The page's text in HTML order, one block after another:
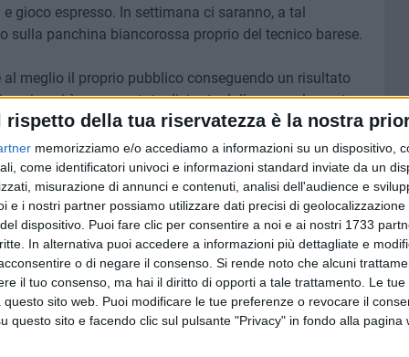
rispetto della tua riservatezza è la nostra
memorizziamo e/o accediamo a informazioni su un dispositivo,
come identificatori univoci e informazioni standard inviate da un
misurazione di annunci e contenuti, analisi dell'audience e
e i nostri partner possiamo utilizzare dati precisi di
dispositivo. Puoi fare clic per consentire a noi e ai nostri 1733
In alternativa puoi accedere a informazioni più dettagliate e
o di negare il consenso. Si rende noto che alcuni
il tuo consenso, ma hai il diritto di opporti a tale trattamento. Le
sito web. Puoi modificare le tue preferenze o revocare il
questo sito e facendo clic sul pulsante "Privacy" in fondo alla pagina
gioco espresso. In settimana ci saranno, a tal
sulla panchina biancorossa proprio del tecnico barese.
meglio il proprio pubblico conseguendo un risultato
in cui è sempre stata distante dalla zona play-out.
alle ore 15:00 presso il Campo Sportivo Avv. Nachira.
e
8 AGOSTO 2026
Le forze di maggioranza: «Con la
nomina di Angeletti completata
la squadra di governo della
città»